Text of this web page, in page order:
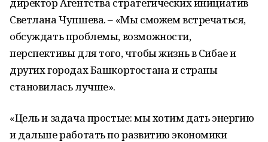
Светлана Чупшева. – «Мы сможем встречаться,
обсуждать проблемы, возможности,
перспективы для того, чтобы жизнь в Сибае и
других городах Башкортостана и страны
становилась лучше».
«Цель и задача простые: мы хотим дать энергию
и дальше работать по развитию экономики